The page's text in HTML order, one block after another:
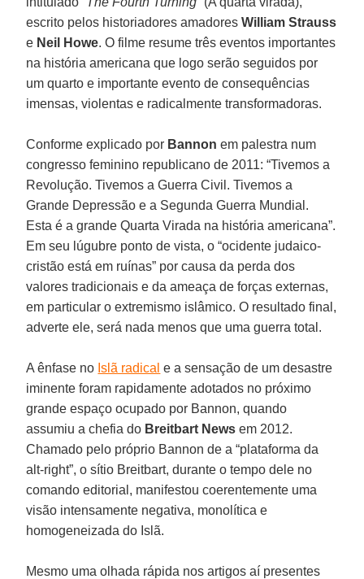
escrito pelos historiadores amadoresWilliam Strauss
e Neil Howe. O filme resume três eventos importantes
na história americana que logo serão seguidos por
um quarto e importante evento de consequências
imensas, violentas e radicalmente transformadoras.
Conforme explicado por Bannon em palestra num
congresso feminino republicano de 2011: “Tivemos a
Revolução. Tivemos a Guerra Civil. Tivemos a
Grande Depressão e a Segunda Guerra Mundial.
Esta é a grande Quarta Virada na história americana”.
Em seu lúgubre ponto de vista, o “ocidente judaico-
cristão está em ruínas” por causa da perda dos
valores tradicionais e da ameaça de forças externas,
em particular o extremismo islâmico. O resultado final,
adverte ele, será nada menos que uma guerra total.
A ênfase no Islã radical e a sensação de um desastre
iminente foram rapidamente adotados no próximo
grande espaço ocupado por Bannon, quando
assumiu a chefia do Breitbart News em 2012.
Chamado pelo próprio Bannon de a “plataforma da
alt-right”, o sítio Breitbart, durante o tempo dele no
comando editorial, manifestou coerentemente uma
visão intensamente negativa, monolítica e
homogeneizada do Islã.
Mesmo uma olhada rápida nos artigos aí presentes